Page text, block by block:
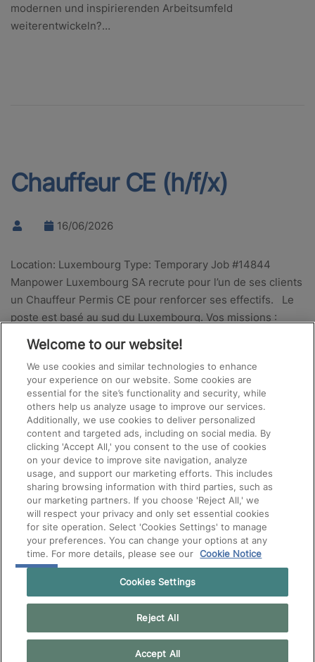
modernen und inspirierenden Arbeitsumfeld
weiterentwickeln?…
Chauffeur CE (h/f/x)
16/06/2026
Location: Luxembourg Type: Temporary Job #14844
Manpower Luxembourg SA recrute pour l’un de ses clients
un Chauffeur Permis CE pour renforcer ses effectifs. Le
poste est basé au sud du Luxembourg. Vos missions :
Welcome to our website!
We use cookies and similar technologies to enhance
your experience on our website. Some cookies are
essential for the site’s functionality and security, while
others help us analyze usage to improve our services.
Additionally, we use cookies to deliver personalized
content and targeted ads, including on social media. By
clicking 'Accept All,' you consent to the use of cookies
on your device to improve site navigation, analyze
usage, and support our marketing efforts. This includes
sharing browsing information with third parties, such as
our marketing partners. If you choose 'Reject All,' we
will respect your privacy and only set essential cookies
for site operation. Select 'Cookies Settings' to manage
your preferences. You can change your options at any
time. For more details, please see our Cookie Notice
Cookies Settings
Reject All
Accept All